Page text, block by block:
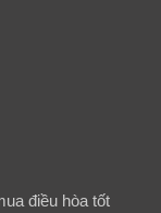
điều hòa tốt